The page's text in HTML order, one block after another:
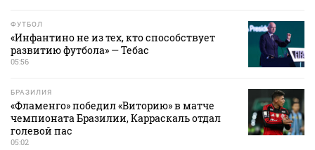
ФУТБОЛ
«Инфантино не из тех, кто способствует
развитию футбола» — Тебас
05:56
БРАЗИЛИЯ
«Фламенго» победил «Виторию» в матче
чемпионата Бразилии, Карраскаль отдал
голевой пас
05:02